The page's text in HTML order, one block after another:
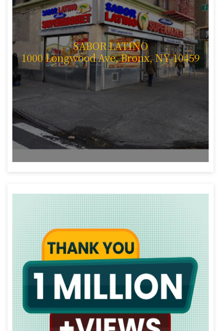
SABOR LATINO
1000 Longwood Ave, Bronx, NY 10459